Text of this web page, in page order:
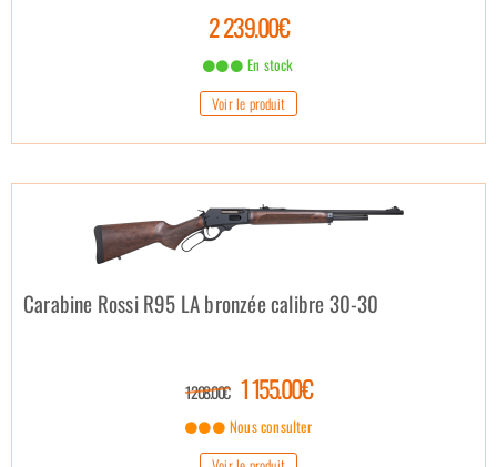
2 239.00€
En stock
Voir le produit
Carabine Rossi R95 LA bronzée calibre 30-30
1 208.00€ 1 155.00€
Nous consulter